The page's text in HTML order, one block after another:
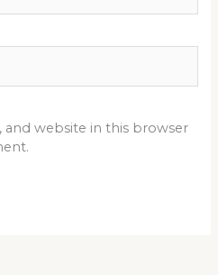
and website in this browser